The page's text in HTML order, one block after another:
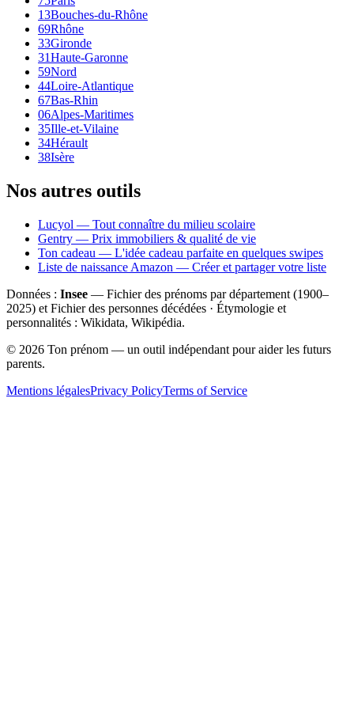
13Bouches-du-Rhône
69Rhône
33Gironde
31Haute-Garonne
59Nord
44Loire-Atlantique
67Bas-Rhin
06Alpes-Maritimes
35Ille-et-Vilaine
34Hérault
38Isère
Nos autres outils
Lucyol — Tout connaître du milieu scolaire
Gentry — Prix immobiliers & qualité de vie
Ton cadeau — L'idée cadeau parfaite en quelques swipes
Liste de naissance Amazon — Créer et partager votre liste
Données : Insee — Fichier des prénoms par département (1900–
2025) et Fichier des personnes décédées · Étymologie et
personnalités : Wikidata, Wikipédia.
© 2026 Ton prénom — un outil indépendant pour aider les futurs
parents.
Mentions légalesPrivacy PolicyTerms of Service